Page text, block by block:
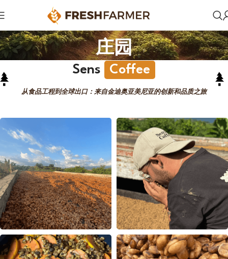
庄园
Sens Coffee
从食品工程到全球出口：来自金迪奥亚美尼亚的创新和品质之旅